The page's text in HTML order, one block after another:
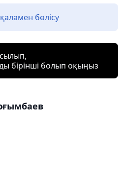
бөлісу
бірінші болып оқыңыз